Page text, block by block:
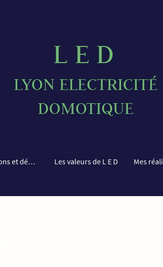
L E D
LYON ELECTRICITÉ
DOMOTIQUE
Services installations et dépannages Les valeurs de L E D Mes